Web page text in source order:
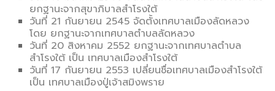
ยกฐานะจากสุขาภิบาลสำโรงใต้
วันที่ 21 กันยายน 2545 จัดตั้งเทศบาลเมืองลัดหลวง
โดย ยกฐานะจากเทศบาลตำบลลัดหลวง
วันที่ 20 สิงหาคม 2552 ยกฐานะจากเทศบาลตำบล
สำโรงใต้ เป็น เทศบาลเมืองสำโรงใต้
วันที่ 17 กันยายน 2553 เปลี่ยนชื่อเทศบาลเมืองสำโรงใต้
เป็น เทศบาลเมืองปู่เจ้าสมิงพราย